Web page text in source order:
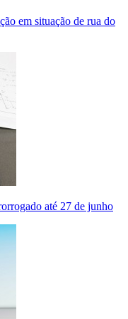
em situação de rua do
até 27 de junho